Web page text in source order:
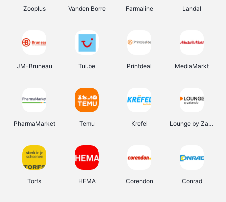
Zooplus Vanden Borre Farmaline Landal
JM-Bruneau Tui.be Printdeal MediaMarkt
PharmaMarket Temu Krefel Lounge by Zalando
Torfs HEMA Corendon Conrad